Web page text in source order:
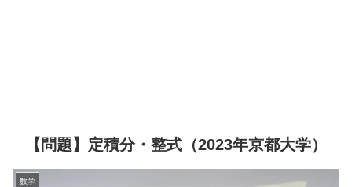
【問題】定積分・整式（2023年京都大学）
数学